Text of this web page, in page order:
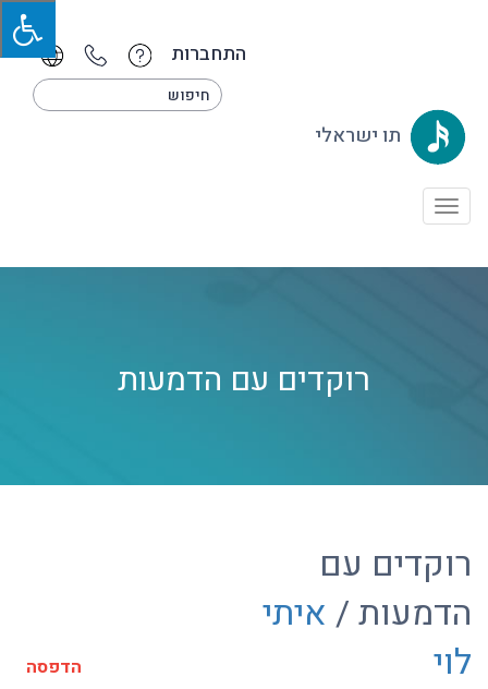
התחברות
תו ישראלי
Toggle
רוקדים עם הדמעות
רוקדים עם
הדמעות / איתי
לוי
הדפסה